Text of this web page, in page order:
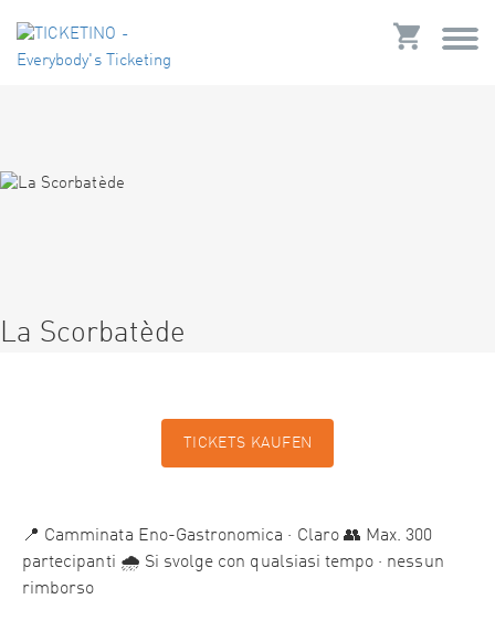
La Scorbatède
TICKETS KAUFEN
📍 Camminata Eno-Gastronomica · Claro 👥 Max. 300
partecipanti 🌧 Si svolge con qualsiasi tempo · nessun
rimborso